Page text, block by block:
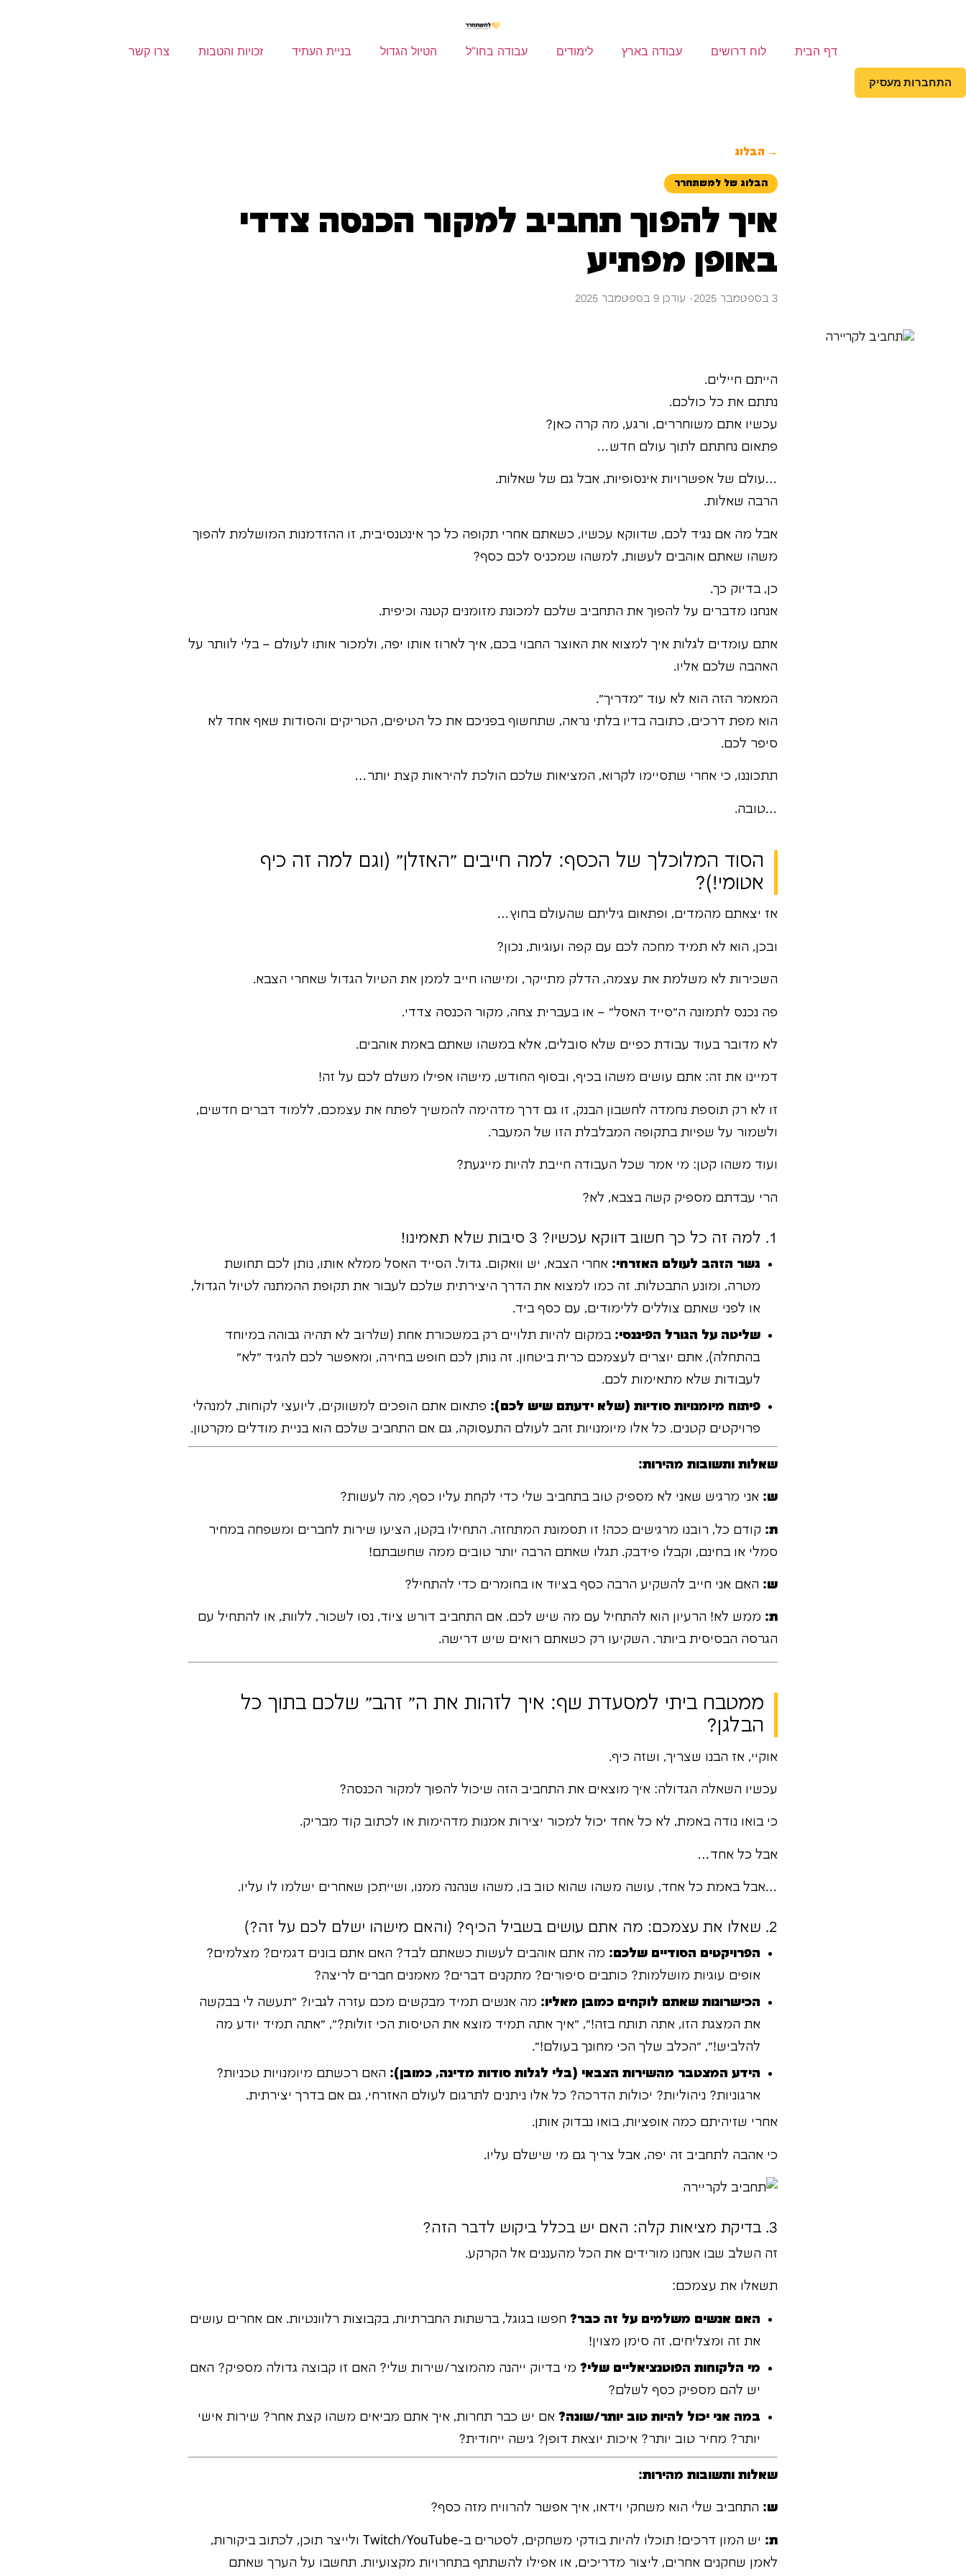
דף הבית לוח דרושים עבודה בארץ לימודים עבודה בחו”ל הטיול הגדול בניית העתיד זכויות והטבות צרו קשר
התחברות מעסיק
→ הבלוג
הבלוג של למשתחרר
איך להפוך תחביב למקור הכנסה צדדי
באופן מפתיע
3 בספטמבר 2025 · עודכן 9 בספטמבר 2025
הייתם חיילים.
נתתם את כל כולכם.
עכשיו אתם משוחררים, ורגע, מה קרה כאן?
פתאום נחתתם לתוך עולם חדש…
…עולם של אפשרויות אינסופיות, אבל גם של שאלות.
הרבה שאלות.
אבל מה אם נגיד לכם, שדווקא עכשיו, כשאתם אחרי תקופה כל כך אינטנסיבית, זו ההזדמנות המושלמת להפוך
משהו שאתם אוהבים לעשות, למשהו שמכניס לכם כסף?
כן, בדיוק כך.
אנחנו מדברים על להפוך את התחביב שלכם למכונת מזומנים קטנה וכיפית.
אתם עומדים לגלות איך למצוא את האוצר החבוי בכם, איך לארוז אותו יפה, ולמכור אותו לעולם – בלי לוותר על
האהבה שלכם אליו.
המאמר הזה הוא לא עוד "מדריך".
הוא מפת דרכים, כתובה בדיו בלתי נראה, שתחשוף בפניכם את כל הטיפים, הטריקים והסודות שאף אחד לא
סיפר לכם.
תתכוננו, כי אחרי שתסיימו לקרוא, המציאות שלכם הולכת להיראות קצת יותר…
…טובה.
הסוד המלוכלך של הכסף: למה חייבים "האזלן" (וגם למה זה כיף
אטומי!)?
אז יצאתם מהמדים, ופתאום גיליתם שהעולם בחוץ…
ובכן, הוא לא תמיד מחכה לכם עם קפה ועוגיות, נכון?
השכירות לא משלמת את עצמה, הדלק מתייקר, ומישהו חייב לממן את הטיול הגדול שאחרי הצבא.
פה נכנס לתמונה ה"סייד האסל" – או בעברית צחה, מקור הכנסה צדדי.
לא מדובר בעוד עבודת כפיים שלא סובלים, אלא במשהו שאתם באמת אוהבים.
דמיינו את זה: אתם עושים משהו בכיף, ובסוף החודש, מישהו אפילו משלם לכם על זה!
זו לא רק תוספת נחמדה לחשבון הבנק, זו גם דרך מדהימה להמשיך לפתח את עצמכם, ללמוד דברים חדשים,
ולשמור על שפיות בתקופה המבלבלת הזו של המעבר.
ועוד משהו קטן: מי אמר שכל העבודה חייבת להיות מייגעת?
הרי עבדתם מספיק קשה בצבא, לא?
1. למה זה כל כך חשוב דווקא עכשיו? 3 סיבות שלא תאמינו!
גשר הזהב לעולם האזרחי: אחרי הצבא, יש וואקום. גדול. הסייד האסל ממלא אותו, נותן לכם תחושת
מטרה, ומונע התבטלות. זה כמו למצוא את הדרך היצירתית שלכם לעבור את תקופת ההמתנה לטיול הגדול,
או לפני שאתם צוללים ללימודים, עם כסף ביד.
שליטה על הגורל הפיננסי: במקום להיות תלויים רק במשכורת אחת (שלרוב לא תהיה גבוהה במיוחד
בהתחלה), אתם יוצרים לעצמכם כרית ביטחון. זה נותן לכם חופש בחירה, ומאפשר לכם להגיד "לא"
לעבודות שלא מתאימות לכם.
פיתוח מיומנויות סודיות (שלא ידעתם שיש לכם): פתאום אתם הופכים למשווקים, ליועצי לקוחות, למנהלי
פרויקטים קטנים. כל אלו מיומנויות זהב לעולם התעסוקה, גם אם התחביב שלכם הוא בניית מודלים מקרטון.
שאלות ותשובות מהירות:
ש: אני מרגיש שאני לא מספיק טוב בתחביב שלי כדי לקחת עליו כסף, מה לעשות?
ת: קודם כל, רובנו מרגישים ככה! זו תסמונת המתחזה. התחילו בקטן, הציעו שירות לחברים ומשפחה במחיר
סמלי או בחינם, וקבלו פידבק. תגלו שאתם הרבה יותר טובים ממה שחשבתם!
ש: האם אני חייב להשקיע הרבה כסף בציוד או בחומרים כדי להתחיל?
ת: ממש לא! הרעיון הוא להתחיל עם מה שיש לכם. אם התחביב דורש ציוד, נסו לשכור, ללוות, או להתחיל עם
הגרסה הבסיסית ביותר. השקיעו רק כשאתם רואים שיש דרישה.
ממטבח ביתי למסעדת שף: איך לזהות את ה" זהב" שלכם בתוך כל
הבלגן?
אוקיי, אז הבנו שצריך, ושזה כיף.
עכשיו השאלה הגדולה: איך מוצאים את התחביב הזה שיכול להפוך למקור הכנסה?
כי בואו נודה באמת, לא כל אחד יכול למכור יצירות אמנות מדהימות או לכתוב קוד מבריק.
אבל כל אחד…
…אבל באמת כל אחד, עושה משהו שהוא טוב בו, משהו שנהנה ממנו, ושייתכן שאחרים ישלמו לו עליו.
2. שאלו את עצמכם: מה אתם עושים בשביל הכיף? (והאם מישהו ישלם לכם על זה?)
הפרויקטים הסודיים שלכם: מה אתם אוהבים לעשות כשאתם לבד? האם אתם בונים דגמים? מצלמים?
אופים עוגיות מושלמות? כותבים סיפורים? מתקנים דברים? מאמנים חברים לריצה?
הכישרונות שאתם לוקחים כמובן מאליו: מה אנשים תמיד מבקשים מכם עזרה לגביו? "תעשה לי בבקשה
את המצגת הזו, אתה תותח בזה!", "איך אתה תמיד מוצא את הטיסות הכי זולות?", "אתה תמיד יודע מה
להלביש!", "הכלב שלך הכי מחונך בעולם!".
הידע המצטבר מהשירות הצבאי (בלי לגלות סודות מדינה, כמובן): האם רכשתם מיומנויות טכניות?
ארגוניות? ניהוליות? יכולות הדרכה? כל אלו ניתנים לתרגום לעולם האזרחי, גם אם בדרך יצירתית.
אחרי שזיהיתם כמה אופציות, בואו נבדוק אותן.
כי אהבה לתחביב זה יפה, אבל צריך גם מי שישלם עליו.
3. בדיקת מציאות קלה: האם יש בכלל ביקוש לדבר הזה?
זה השלב שבו אנחנו מורידים את הכל מהעננים אל הקרקע.
תשאלו את עצמכם:
האם אנשים משלמים על זה כבר? חפשו בגוגל, ברשתות החברתיות, בקבוצות רלוונטיות. אם אחרים עושים
את זה ומצליחים, זה סימן מצוין!
מי הלקוחות הפוטנציאליים שלי? מי בדיוק ייהנה מהמוצר/שירות שלי? האם זו קבוצה גדולה מספיק? האם
יש להם מספיק כסף לשלם?
במה אני יכול להיות טוב יותר/שונה? אם יש כבר תחרות, איך אתם מביאים משהו קצת אחר? שירות אישי
יותר? מחיר טוב יותר? איכות יוצאת דופן? גישה ייחודית?
שאלות ותשובות מהירות:
ש: התחביב שלי הוא משחקי וידאו, איך אפשר להרוויח מזה כסף?
ת:
יש המון דרכים! תוכלו להיות בודקי משחקים, לסטרים ב-Twitch/YouTube ולייצר תוכן, לכתוב ביקורות,
לאמן שחקנים אחרים, ליצור מדריכים, או אפילו להשתתף בתחרויות מקצועיות. תחשבו על הערך שאתם